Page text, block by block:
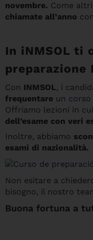
novembre. Come
chiamate all’anno
In iNMSOL ti
preparazione
Con INMSOL, i
frequentare un corso
Offriamo lezioni in cui
dell’esame con veri
Inoltre, abbiamo
esami di nazionalità.
Non esitare a
bisogno, il nostro
Buona fortuna a